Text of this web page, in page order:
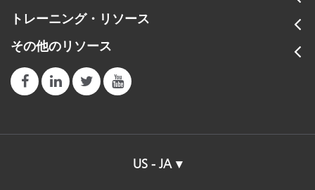
トレーニング・リソース
その他のリソース
US - JA